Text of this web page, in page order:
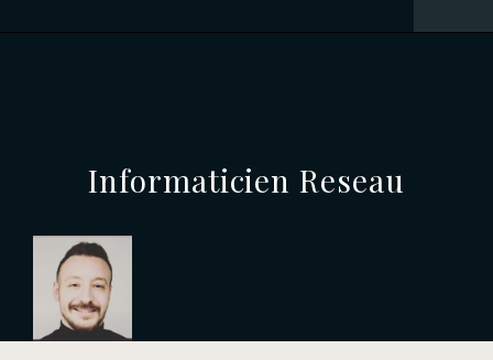
Informaticien Reseau